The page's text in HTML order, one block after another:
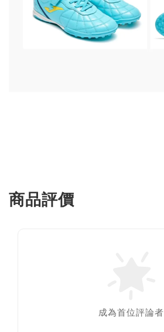
商品評價
成為首位評論者